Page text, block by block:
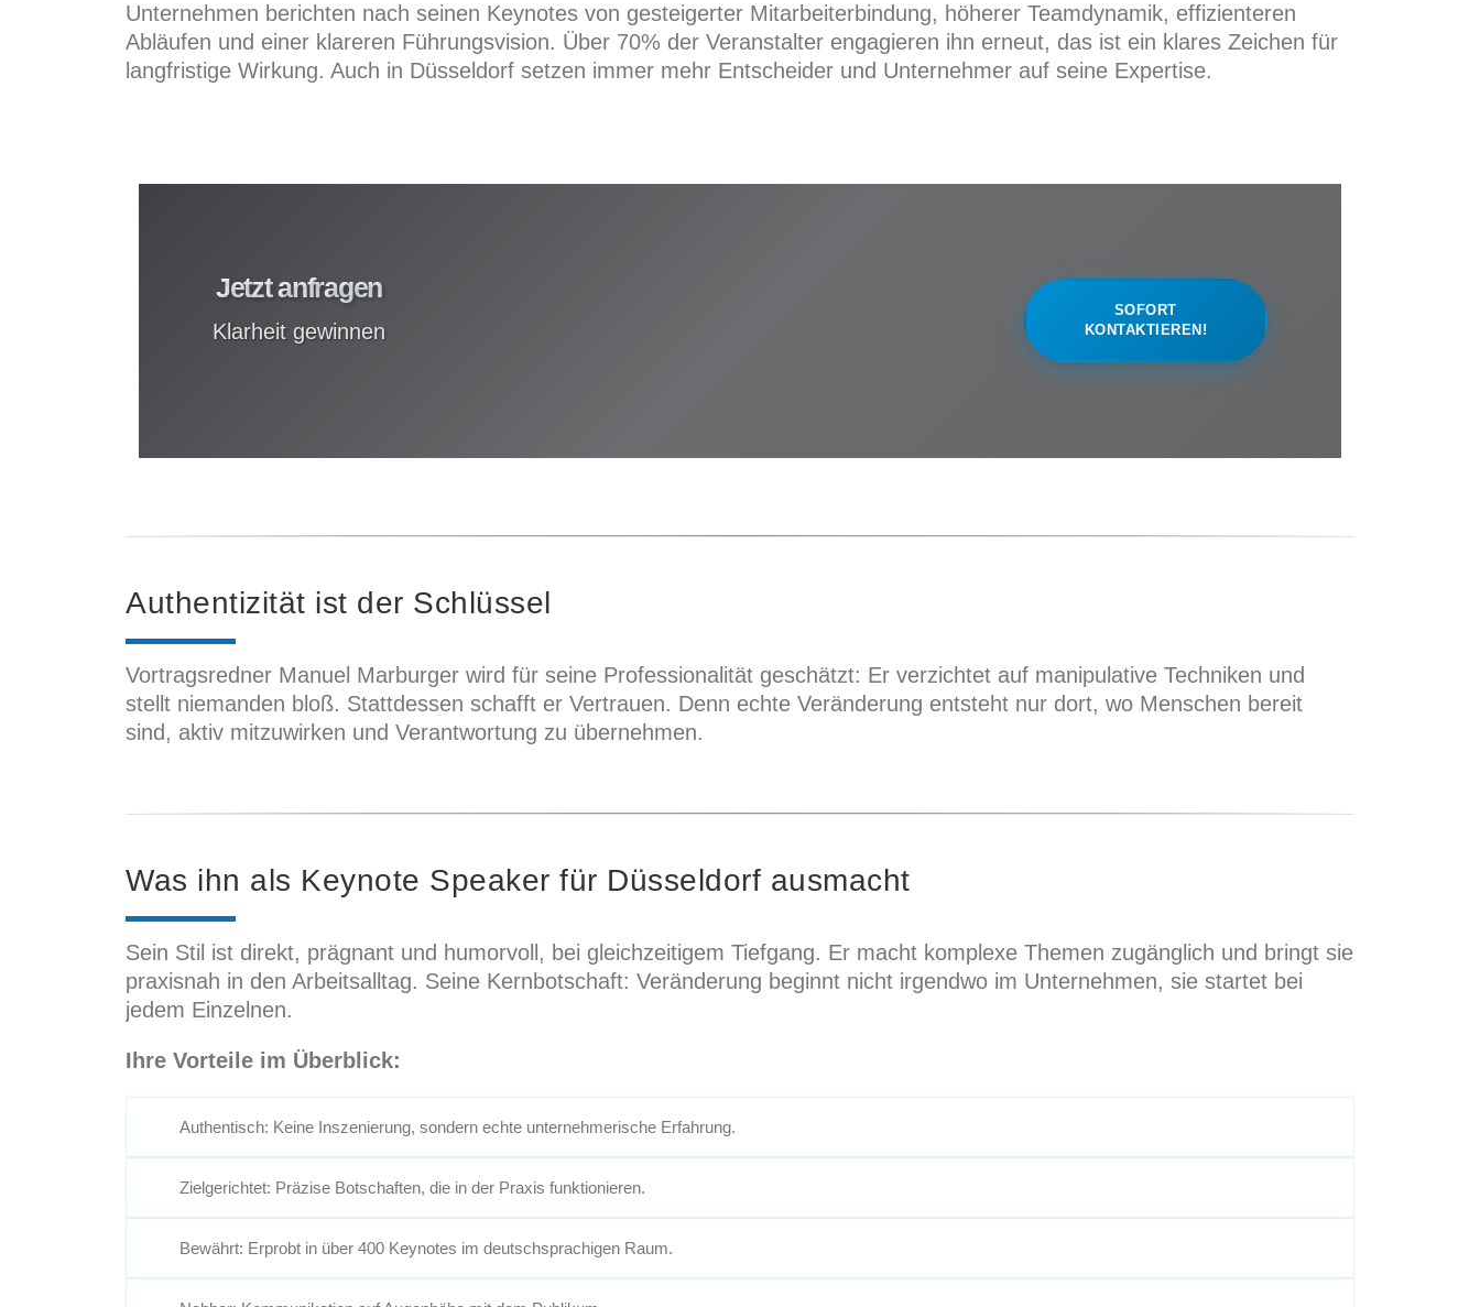
Unternehmen berichten nach seinen Keynotes von gesteigerter Mitarbeiterbindung, höherer Teamdynamik, effizienteren
Abläufen und einer klareren Führungsvision. Über 70% der Veranstalter engagieren ihn erneut, das ist ein klares Zeichen für
langfristige Wirkung. Auch in Düsseldorf setzen immer mehr Entscheider und Unternehmer auf seine Expertise.
Jetzt anfragen
Klarheit gewinnen
SOFORT
KONTAKTIEREN!
Authentizität ist der Schlüssel
Vortragsredner Manuel Marburger wird für seine Professionalität geschätzt: Er verzichtet auf manipulative Techniken und
stellt niemanden bloß. Stattdessen schafft er Vertrauen. Denn echte Veränderung entsteht nur dort, wo Menschen bereit
sind, aktiv mitzuwirken und Verantwortung zu übernehmen.
Was ihn als Keynote Speaker für Düsseldorf ausmacht
Sein Stil ist direkt, prägnant und humorvoll, bei gleichzeitigem Tiefgang. Er macht komplexe Themen zugänglich und bringt sie
praxisnah in den Arbeitsalltag. Seine Kernbotschaft: Veränderung beginnt nicht irgendwo im Unternehmen, sie startet bei
jedem Einzelnen.
Ihre Vorteile im Überblick:
Authentisch: Keine Inszenierung, sondern echte unternehmerische Erfahrung.
Zielgerichtet: Präzise Botschaften, die in der Praxis funktionieren.
Bewährt: Erprobt in über 400 Keynotes im deutschsprachigen Raum.